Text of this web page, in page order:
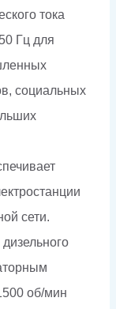
тока
Гц для
социальных
сети.
об/мин